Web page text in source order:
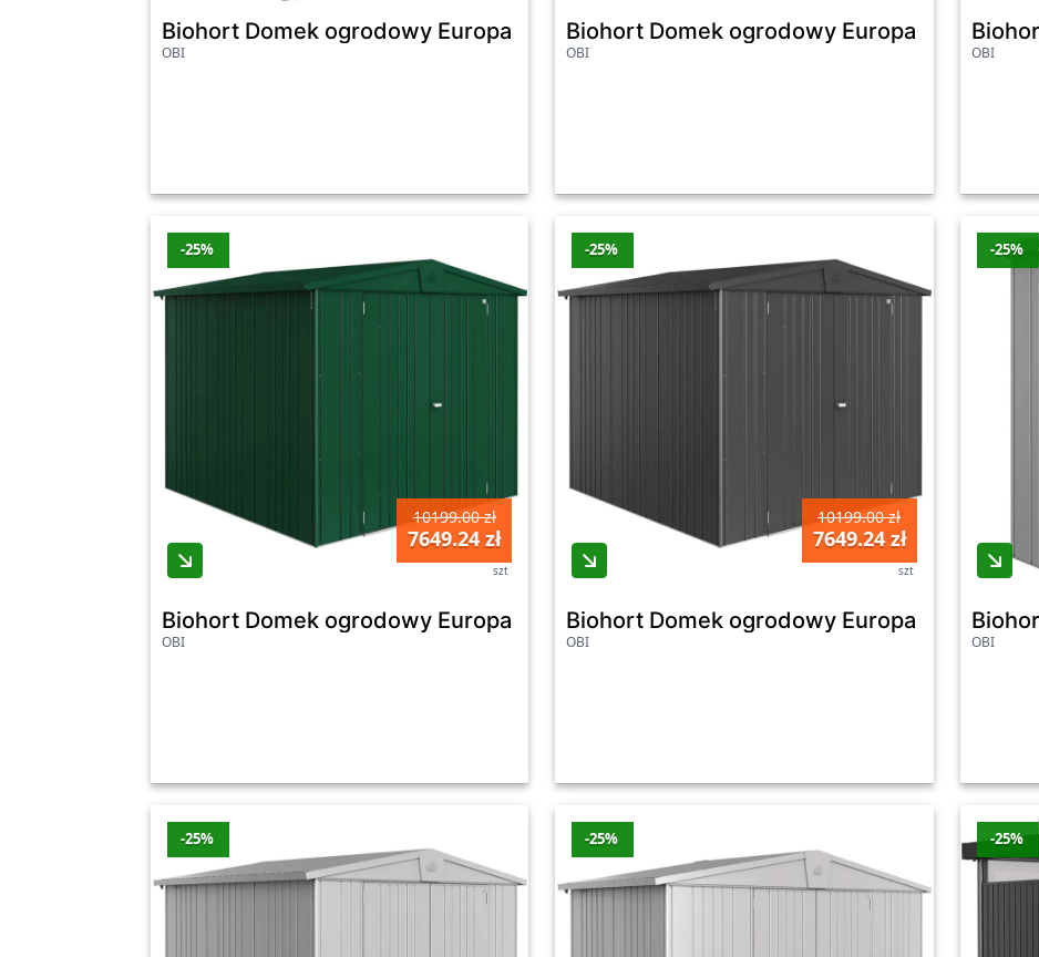
Biohort Domek ogrodowy Europa 1 szary kwarc drzwi podwójne - 172 x 84 cm
OBI
Biohort Domek ogrodowy Europa 4A szary
OBI OBI
-25%
10199.00 zł
7649.24 zł
szt
Biohort Domek ogrodowy Europa 4 ciemnozielony drzwi podwójne - 244 x 228 cm
OBI
-25%
10199.00 zł
7649.24 zł
szt
Biohort Domek ogrodowy Europa 4
OBI
-25%
OBI
-25% -25% -25%